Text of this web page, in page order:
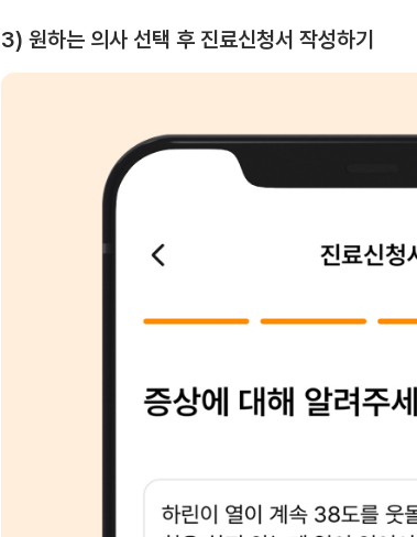
3) 원하는 의사 선택 후 진료신청서 작성하기